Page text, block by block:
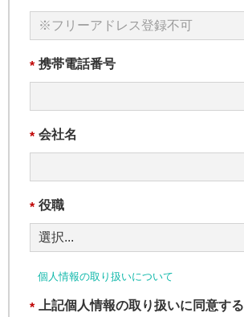
* 携帯電話番号
* 会社名
* 役職
個人情報の取り扱いについて
* 上記個人情報の取り扱いに同意する